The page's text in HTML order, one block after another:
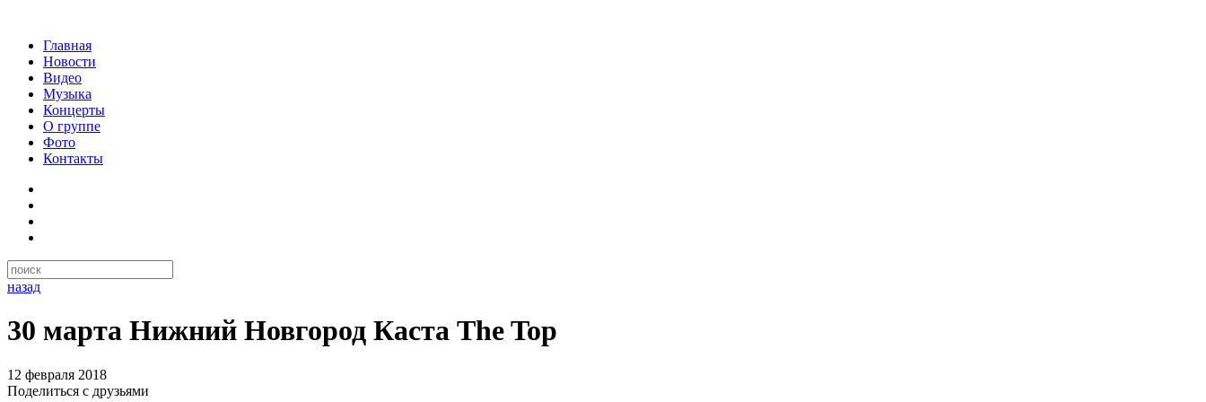
Главная
Новости
Видео
Музыка
Концерты
О группе
Фото
Контакты
назад
30 марта Нижний Новгород Каста The Top
12 февраля 2018
Поделиться с друзьями